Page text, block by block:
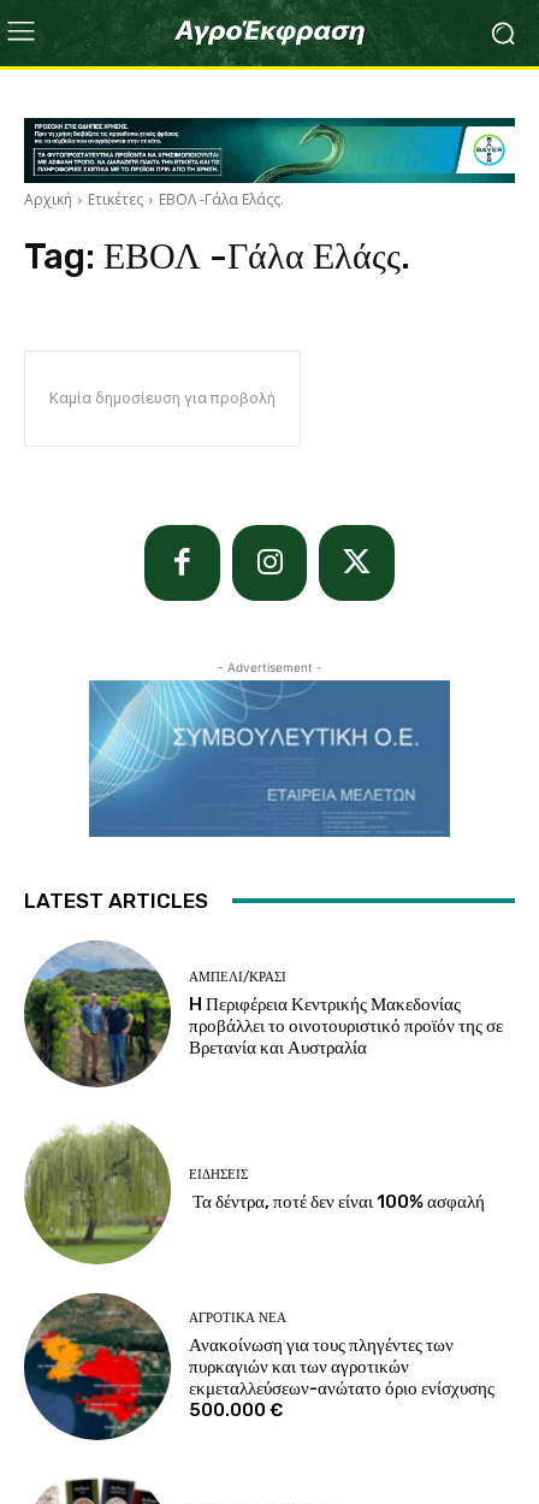
Αρχική Ετικέτες ΕΒΟΛ -Γάλα Ελάςς.
Tag: ΕΒΟΛ -Γάλα Ελάςς.
Καμία δημοσίευση για προβολή
- Advertisement -
LATEST ARTICLES
ΑΜΠΈΛΙ/ΚΡΑΣΊ
H Περιφέρεια Κεντρικής Μακεδονίας
προβάλλει το οινοτουριστικό προϊόν της σε
Βρετανία και Αυστραλία
ΕΙΔΉΣΕΙΣ
Τα δέντρα, ποτέ δεν είναι 100% ασφαλή
ΑΓΡΟΤΙΚΆ ΝΈΑ
Ανακοίνωση για τους πληγέντες των
πυρκαγιών και των αγροτικών
εκμεταλλεύσεων-ανώτατο όριο ενίσχυσης
500.000 €